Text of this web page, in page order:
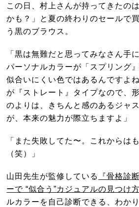
この日、村上さんが持ってきたの
かも？」と夏の終わりのセールで
う黒のブラウス。
「黒は無難だと思ってみなさん手
パーソナルカラーが「スプリング
似合いにくい色ではあるんですよ
が『ストレート』タイプなので、
のよりは、きちんと感のあるジャ
が、本来の魅力が際立ちますよ」
「また失敗してた〜。これからは
（笑）」
山田先生が監修している
『骨格診
ーで “似合う”カジュアルの見つけ方
ルカラーを自己診断できる、わか